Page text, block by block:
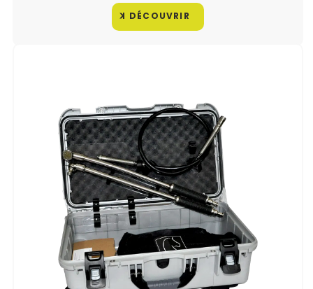
DÉCOUVRIR